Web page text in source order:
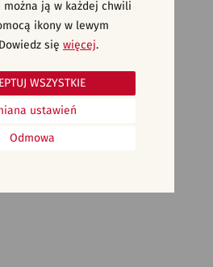
ją w każdej chwili
ikony w lewym
się więcej.
Odmowa
ustawień
WSZYSTKIE